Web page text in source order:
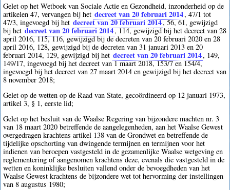
Gelet op het Wetboek van Sociale Actie en Gezondheid, inzonderheid op de
artikelen 47, vervangen bij het decreet van 20 februari 2014, 47/1 tot
47/3, ingevoegd bij het decreet van 20 februari 2014, 56, 61, gewijzigd
bij het decreet van 20 februari 2014, 114, gewijzigd bij het decreet van 28
april 2016, 115, 116, gewijzigd bij de decreten van 20 februari 2020 en 28
april 2016, 128, gewijzigd bij de decreten van 31 januari 2013 en 20
februari 2014, 129, gewijzigd bij het decreet van 20 februari 2014, 149,
149/17, ingevoegd bij het decreet van 1 maart 2018, 153/7 en 154/4,
ingevoegd bij het decreet van 27 maart 2014 en gewijzigd bij het decreet van
8 november 2018;
Gelet op de wetten op de Raad van State, gecoördineerd op 12 januari 1973,
artikel 3, § 1, eerste lid;
Gelet op het besluit van de Waalse Regering van bijzondere machten nr. 3
van 18 maart 2020 betreffende de aangelegenheden, aan het Waalse Gewest
overgedragen krachtens artikel 138 van de Grondwet en betreffende de
tijdelijke opschorting van dwingende termijnen en termijnen voor het
indienen van beroepen vastgesteld in de gezamenlijke Waalse wetgeving en
reglementering of aangenomen krachtens deze, evenals die vastgesteld in de
wetten en koninklijke besluiten vallend onder de bevoegdheden van het
Waalse Gewest krachtens de bijzondere wet tot hervorming der instellingen
van 8 augustus 1980;